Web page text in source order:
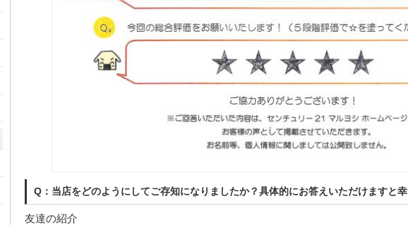
Q：当店をどのようにしてご存知になりましたか？具体的にお答えいただけますと幸
友達の紹介